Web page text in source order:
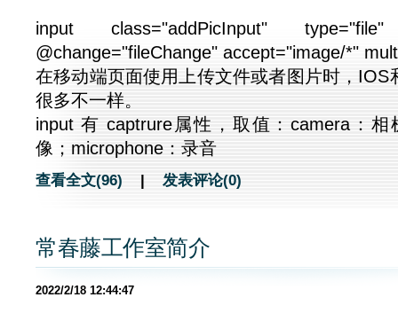
input class="addPicInput" type="file"
@change="fileChange" accept="image/*"
在移动端页面使用上传文件或者图片时，IOS
很多不一样。
input 有 captrure属性，取值：camera：相
像；microphone：录音
查看全文(96) | 发表评论(0)
常春藤工作室简介
2022/2/18 12:44:47